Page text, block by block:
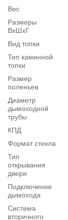
Вес
Размеры
ВхШхГ
Вид топки
Тип каминной
топки
Размер
поленьев
Диаметр
дымоходной
трубы
КПД
Формат стекла
Тип
открывания
двери
Подключение
дымохода
Система
вторичного